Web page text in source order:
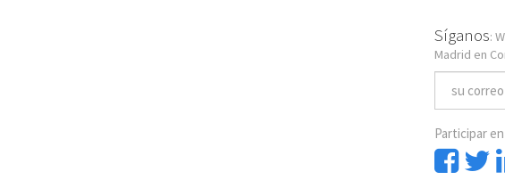
Síganos:
Madrid en
Participar